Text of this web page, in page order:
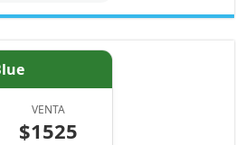
VENTA
$1525